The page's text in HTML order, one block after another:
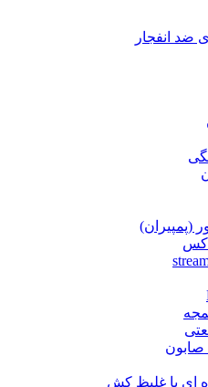
ضد انفجار
(پمپیران)
ای یا غلیظ کش